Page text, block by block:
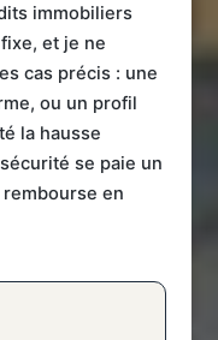
immobiliers
et je ne
cas précis : une
ou un profil
la hausse
se paie un
en